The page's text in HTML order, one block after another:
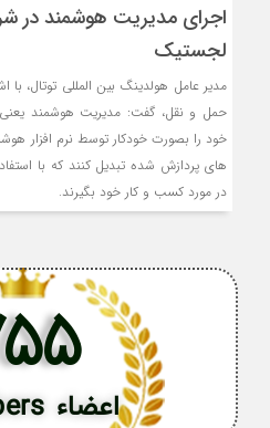
اجرای مدیریت هوشمند در
لجستیک
مدیر عامل هولدینگ بین المللی توتال،
حمل و نقل، گفت: مدیریت هوشمند
خود را بصورت خودکار توسط نرم افزار
های پردازش شده تبدیل کنند که با
در مورد کسب و کار خود بگیرند.
اعضاء Members